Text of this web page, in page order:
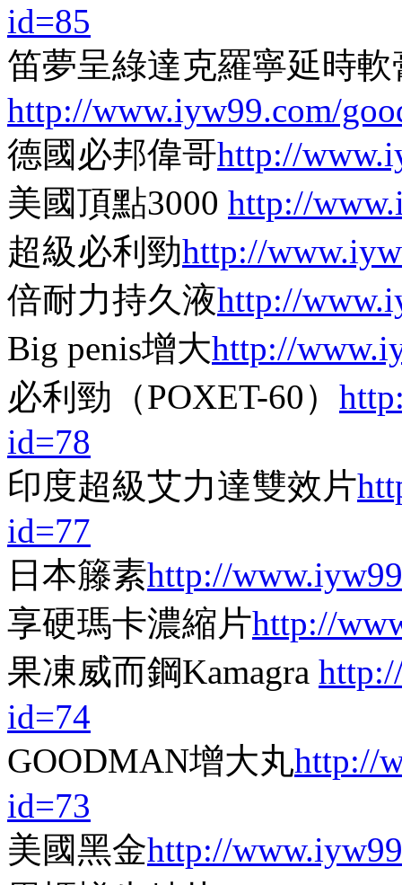
id=85
笛夢呈綠達克羅寧延時軟
http://www.iyw99.com/
德國必邦偉哥http://
美國頂點3000 http://
超級必利勁http://
倍耐力持久液http://
Big penis增大http://
必利勁（POXET-60）
id=78
印度超級艾力達雙效片
id=77
日本籐素http://
享硬瑪卡濃縮片http://
果凍威而鋼Kamagra
id=74
GOODMAN增大丸http://
id=73
美國黑金http://